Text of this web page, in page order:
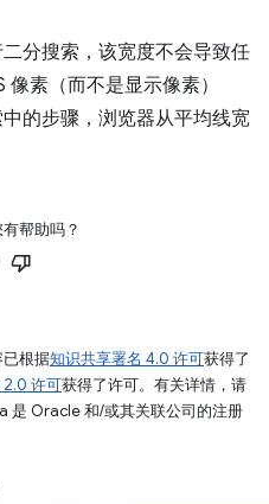
分搜索，该宽度不会导致任
素（而不是显示像素）
的步骤，浏览器从平均线宽
帮助吗？
根据知识共享署名 4.0 许可获得了
许可获得了许可。有关详情，请
是 Oracle 和/或其关联公司的注册